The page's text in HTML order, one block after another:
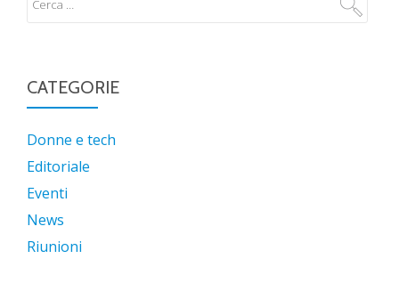
CATEGORIE
Donne e tech
Editoriale
Eventi
News
Riunioni